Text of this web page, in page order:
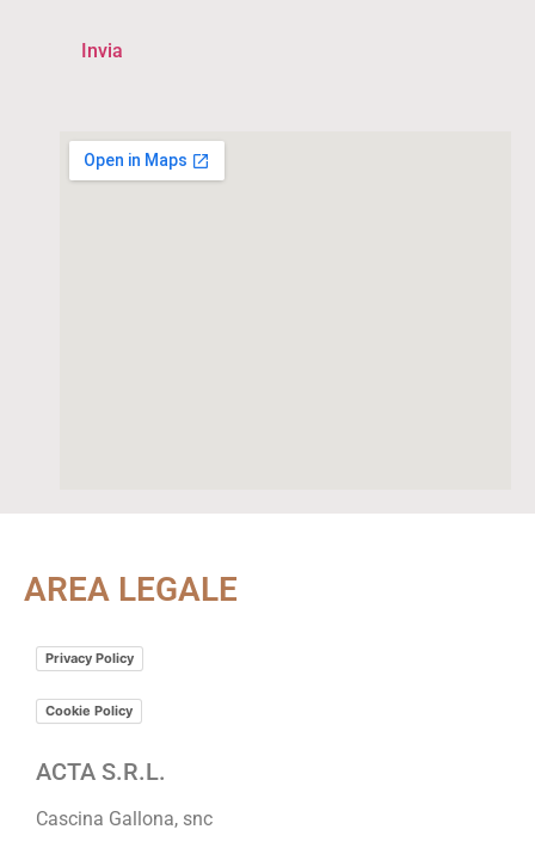
AREA LEGALE
Privacy Policy
Cookie Policy
ACTA S.R.L.
Cascina Gallona, snc